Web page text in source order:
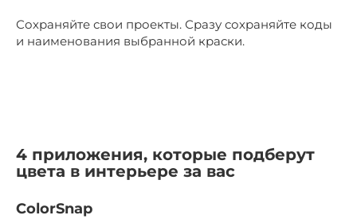
Сохраняйте свои проекты. Сразу сохраняйте коды
и наименования выбранной краски.
4 приложения, которые подберут
цвета в интерьере за вас
ColorSnap